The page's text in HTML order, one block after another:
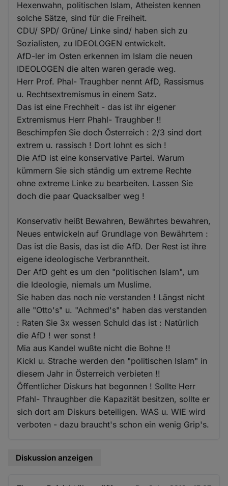
Hexenwahn, politischen Islam, Atheisten kennen
solche Sätze, sind für die Freiheit.
CDU/ SPD/ Grüne/ Linke sind/ haben sich zu
Sozialisten, zu IDEOLOGEN entwickelt.
AfD-ler im Osten erkennen im Islam die neuen
IDEOLOGEN die alten waren gerade weg.
Herr Prof. Phal- Traughber nennt AfD, Rassismus
u. Rechtsextremismus in einem Satz.
Das ist eine Frechheit - das ist ihr eigener
Extremismus Herr Phahl- Traughber !!
Beschimpfen Sie doch Österreich : 2/3 sind dort
extrem u. rassisch ! Dort lohnt es sich !
Die AfD ist eine konservative Partei. Warum
kümmern Sie sich ständig um extreme Rechte
ohne extreme Linke zu bearbeiten. Lassen Sie
doch die paar Quacksalber weg !
Konservativ heißt Bewahren, Bewährtes bewahren,
Neues entwickeln auf Grundlage von Bewährtem :
Das ist die Basis, das ist die AfD. Der Rest ist ihre
eigene ideologische Verbranntheit.
Der AfD geht es um den "politischen Islam", um
die Ideologie, niemals um Muslime.
Sie haben das noch nie verstanden ! Längst nicht
alle "Otto's" u. "Achmed's" haben das verstanden
: Raten Sie 3x wessen Schuld das ist : Natürlich
die AfD ! wer sonst !
Mia aus Kandel wußte nicht die Bohne !!
Kickl u. Strache werden den "politischen Islam" in
diesem Jahr in Österreich verbieten !!
Öffentlicher Diskurs hat begonnen ! Sollte Herr
Pfahl- Thraughber die Kapazität besitzen, sollte er
sich dort am Diskurs beteiligen. WAS u. WIE wird
verboten - dazu braucht's schon ein wenig Grip's.
Diskussion anzeigen